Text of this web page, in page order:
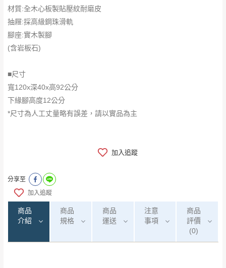
材質:全木心板製貼壓紋耐磨皮
抽屜:採高級鋼珠滑軌
腳座:實木製腳
(含岩板石)
■尺寸
寬120x深40x高92公分
下緣腳高度12公分
*尺寸為人工丈量略有誤差，請以實品為主
加入追蹤
分享至
加入追蹤
商品
介紹
商品
規格
商品
運送
注意
事項
商品
評價
(0)